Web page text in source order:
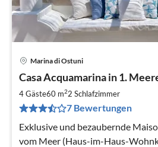
Marina di Ostuni
Casa Acquamarina in 1.
4 Gäste60 m22 Schlafzimmer
7 Bewertungen
Exklusive und bezaubernde
vom Meer (Haus-im-Haus-